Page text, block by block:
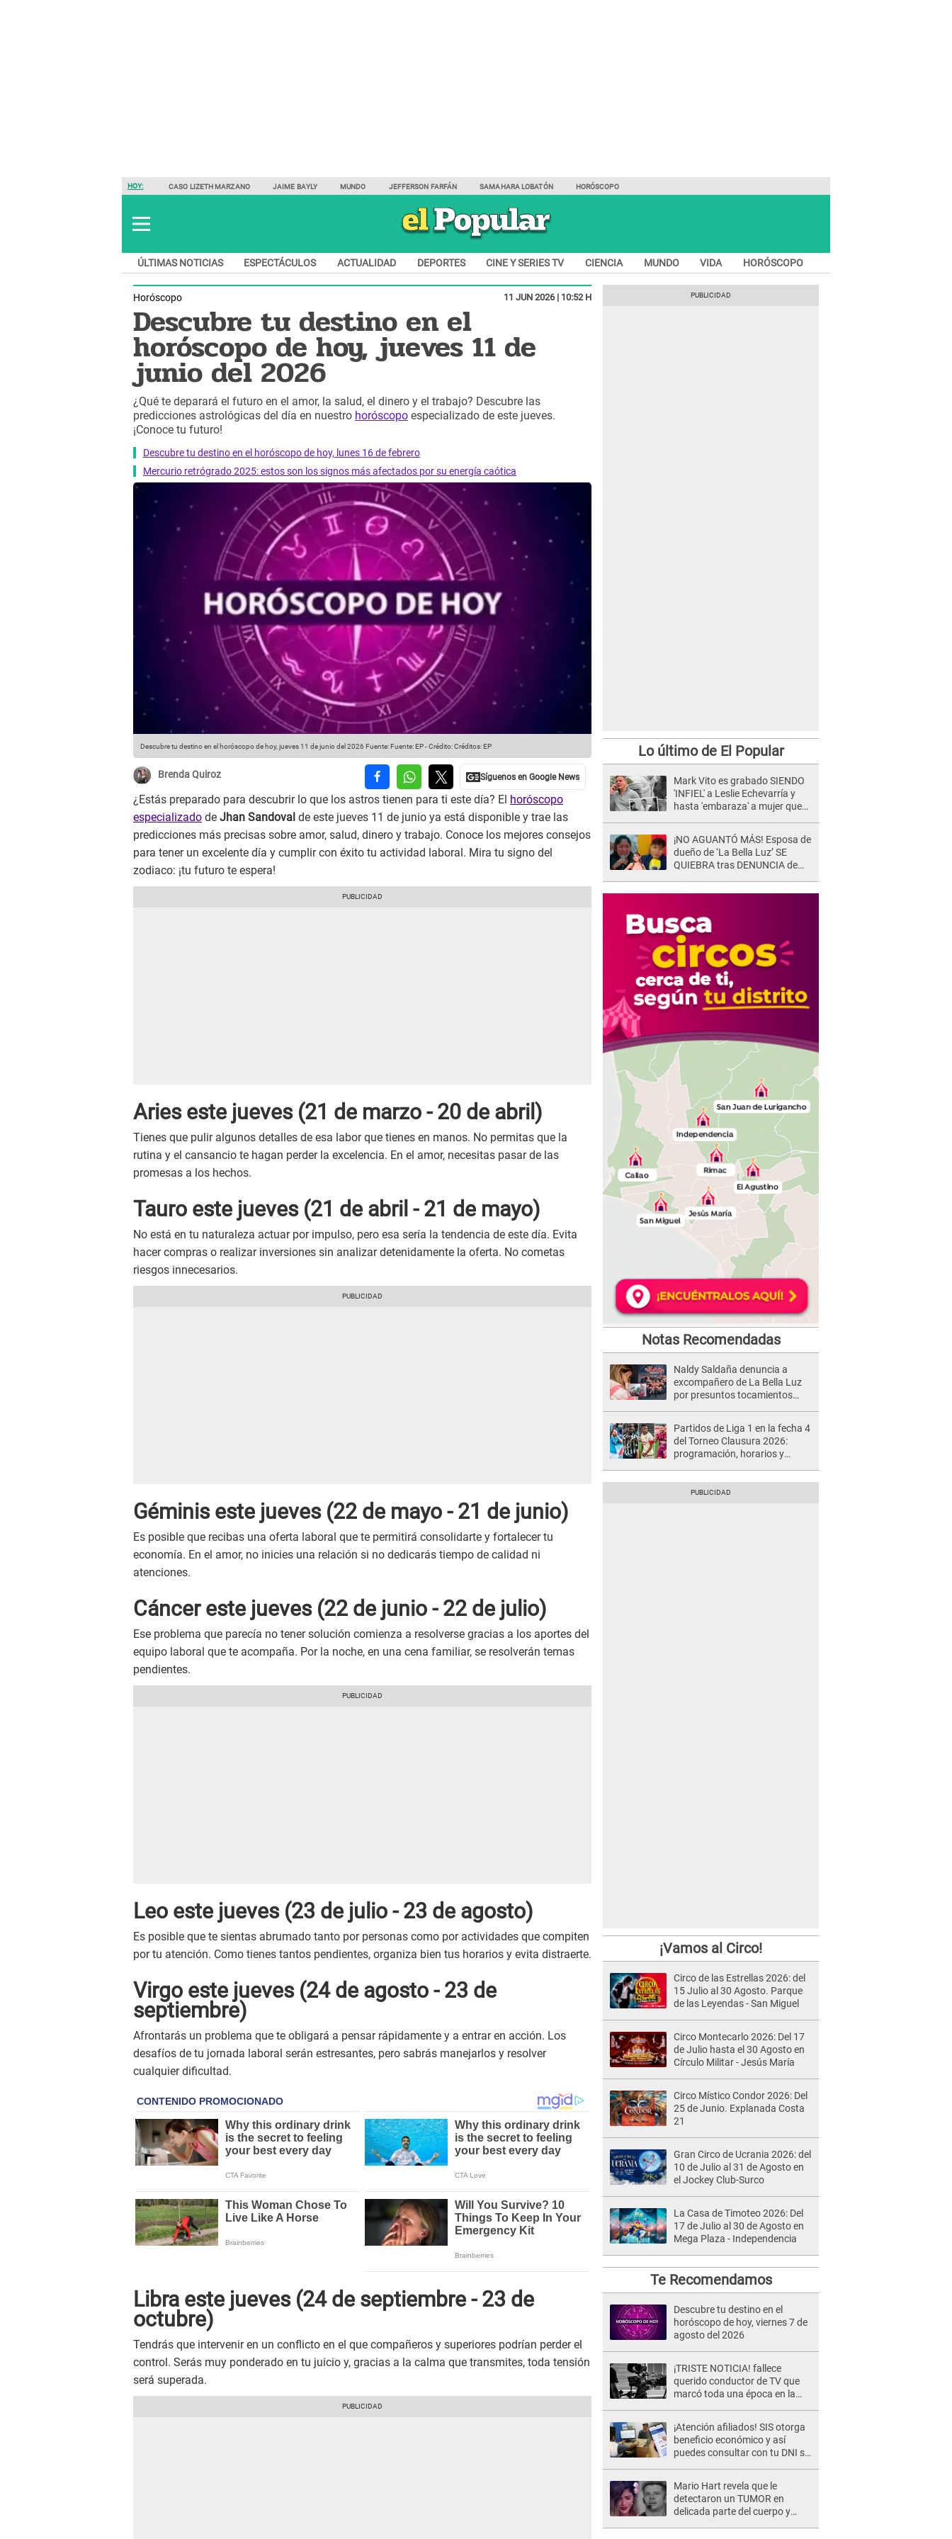
HOY: CASO LIZETH MARZANO JAIME BAYLY MUNDO JEFFERSON FARFÁN SAMAHARA LOBATÓN HORÓSCOPO
ÚLTIMAS NOTICIAS ESPECTÁCULOS ACTUALIDAD DEPORTES CINE Y SERIES TV CIENCIA MUNDO VIDA HORÓSCOPO
Horóscopo 11 JUN 2026 | 10:52 H
Descubre tu destino en el
horóscopo de hoy, jueves 11 de
junio del 2026
¿Qué te deparará el futuro en el amor, la salud, el dinero y el trabajo? Descubre las
predicciones astrológicas del día en nuestro horóscopo especializado de este jueves.
¡Conoce tu futuro!
Descubre tu destino en el horóscopo de hoy, lunes 16 de febrero
Mercurio retrógrado 2025: estos son los signos más afectados por su energía caótica
Descubre tu destino en el horóscopo de hoy, jueves 11 de junio del 2026 Fuente: Fuente: EP-Crédito: Créditos: EP
Brenda Quiroz
¿Estás preparado para descubrir lo que los astros tienen para ti este día? El horóscopo
especializado de Jhan Sandoval de este jueves 11 de junio ya está disponible y trae las
predicciones más precisas sobre amor, salud, dinero y trabajo. Conoce los mejores consejos
para tener un excelente día y cumplir con éxito tu actividad laboral. Mira tu signo del
zodiaco: ¡tu futuro te espera!
Aries este jueves (21 de marzo - 20 de abril)
Tienes que pulir algunos detalles de esa labor que tienes en manos. No permitas que la
rutina y el cansancio te hagan perder la excelencia. En el amor, necesitas pasar de las
promesas a los hechos.
Tauro este jueves (21 de abril - 21 de mayo)
No está en tu naturaleza actuar por impulso, pero esa sería la tendencia de este día. Evita
hacer compras o realizar inversiones sin analizar detenidamente la oferta. No cometas
riesgos innecesarios.
Géminis este jueves (22 de mayo - 21 de junio)
Es posible que recibas una oferta laboral que te permitirá consolidarte y fortalecer tu
economía. En el amor, no inicies una relación si no dedicarás tiempo de calidad ni
atenciones.
Cáncer este jueves (22 de junio - 22 de julio)
Ese problema que parecía no tener solución comienza a resolverse gracias a los aportes del
equipo laboral que te acompaña. Por la noche, en una cena familiar, se resolverán temas
pendientes.
Leo este jueves(23 de julio - 23 de agosto)
Es posible que te sientas abrumado tanto por personas como por actividades que compiten
por tu atención. Como tienes tantos pendientes, organiza bien tus horarios y evita distraerte.
Virgo este jueves (24 de agosto - 23 de
septiembre)
Afrontarás un problema que te obligará a pensar rápidamente y a entrar en acción. Los
desafíos de tu jornada laboral serán estresantes, pero sabrás manejarlos y resolver
cualquier dificultad.
Libra este jueves(24 de septiembre - 23 de
octubre)
Tendrás que intervenir en un conflicto en el que compañeros y superiores podrían perder el
control. Serás muy ponderado en tu juicio y, gracias a la calma que transmites, toda tensión
será superada.
Lo último de El Popular
Mark Vito es grabado SIENDO
'INFIEL' a Leslie Echevarría y
hasta 'embaraza' a mujer que
desgraciado! "
¡NO AGUANTÓ MÁS! Esposa de
dueño de ‘La Bella Luz’ SE
QUIEBRA tras DENUNCIA de
Notas Recomendadas
Naldy Saldaña denuncia a
excompañero de La Bella Luz
por presuntos tocamientos
Partidos de Liga 1 en la fecha 4
del Torneo Clausura 2026:
programación, horarios y
¡Vamos al Circo!
Circo de las Estrellas 2026: del
15 Julio al 30 Agosto. Parque
de las Leyendas - San Miguel
Circo Montecarlo 2026: Del 17
de Julio hasta el 30 Agosto en
Círculo Militar - Jesús María
Circo Místico Condor 2026: Del
25 de Junio. Explanada Costa
21
Gran Circo de Ucrania 2026: del
10 de Julio al 31 de Agosto en
el Jockey Club-Surco
La Casa de Timoteo 2026: Del
17 de Julio al 30 de Agosto en
Mega Plaza - Independencia
Te Recomendamos
Descubre tu destino en el
horóscopo de hoy, viernes 7 de
agosto del 2026
¡TRISTE NOTICIA! fallece
querido conductor de TV que
marcó toda una época en la
¡Atención afiliados! SIS otorga
beneficio económico y así
puedes consultar con tu DNI si
Mario Hart revela que le
detectaron un TUMOR en
delicada parte del cuerpo y